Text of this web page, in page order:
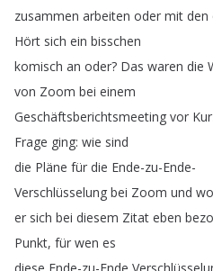
zusammen arbeiten oder mit den
Hört sich ein bisschen
komisch an oder? Das waren die
von Zoom bei einem
Geschäftsberichtsmeeting vor
Frage ging: wie sind
die Pläne für die Ende-zu-Ende-
Verschlüsselung bei Zoom und
er sich bei diesem Zitat eben
Punkt, für wen es